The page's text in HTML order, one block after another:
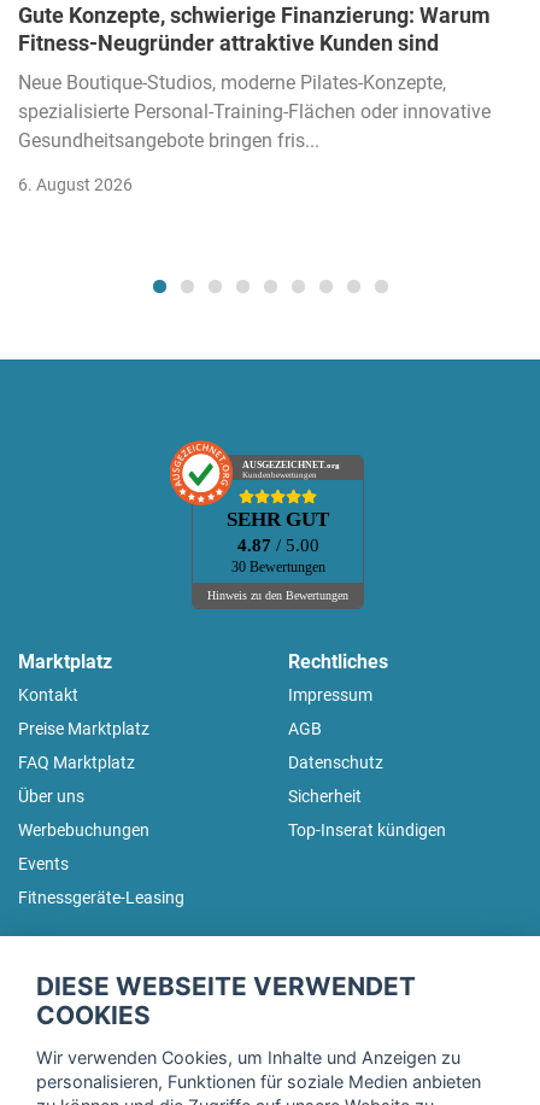
Gute Konzepte, schwierige Finanzierung: Warum
Fitness-Neugründer attraktive Kunden sind
Neue Boutique-Studios, moderne Pilates-Konzepte,
spezialisierte Personal-Training-Flächen oder innovative
Gesundheitsangebote bringen fris...
6. August 2026
AUSGEZEICHNET.org
Kundenbewertungen
SEHR GUT
4.87 / 5.00
30 Bewertungen
Hinweis zu den Bewertungen
Marktplatz
Kontakt
Preise Marktplatz
FAQ Marktplatz
Über uns
Werbebuchungen
Events
Fitnessgeräte-Leasing
Rechtliches
Impressum
AGB
Datenschutz
Sicherheit
Top-Inserat kündigen
Trage dich hier für unseren Newsletter ein und erhalte regelmäßig
DIESE WEBSEITE VERWENDET
COOKIES
Wir verwenden Cookies, um Inhalte und Anzeigen zu
personalisieren, Funktionen für soziale Medien anbieten